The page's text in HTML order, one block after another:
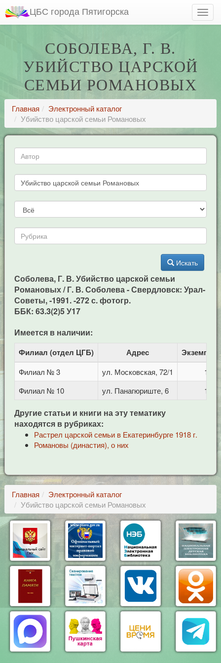
ЦБС города Пятигорска
СОБОЛЕВА, Г. В.
УБИЙСТВО ЦАРСКОЙ
СЕМЬИ РОМАНОВЫХ
Главная
Электронный каталог
Убийство царской семьи Романовых
Искать
Соболева, Г. В. Убийство царской семьи
Романовых / Г. В. Соболева - Свердловск: Урал-
Советы, -1991. -272 с. фотогр.
ББК: 63.3(2)5 У17
Имеется в наличии:
Филиал (отдел ЦГБ) Адрес
Филиал № 3 ул. Московская, 72/1
1
Филиал № 10
ул. Панагюриште, 6 1
Другие статьи и книги на эту тематику
находятся в рубриках:
Растрел царской семьи в Екатеринбурге 1918 г.
Романовы (династия), о них
Главная
Электронный каталог
Убийство царской семьи Романовых